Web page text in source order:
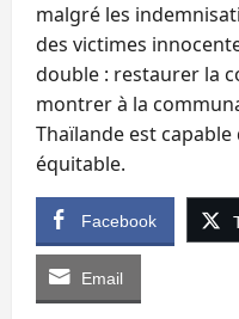
malgré les
des victimes
double : restaurer la
montrer à la
Thaïlande est
équitable.
Facebook
Email